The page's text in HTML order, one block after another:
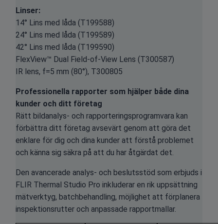
Linser:
14° Lins med låda (T199588)
24° Lins med låda (T199589)
42° Lins med låda (T199590)
FlexView™ Dual Field-of-View Lens (T300587)
IR lens, f=5 mm (80°), T300805
Professionella rapporter som hjälper både dina
kunder och ditt företag
Rätt bildanalys- och rapporteringsprogramvara kan
förbättra ditt företag avsevärt genom att göra det
enklare för dig och dina kunder att förstå problemet
och känna sig säkra på att du har åtgärdat det.
Den avancerade analys- och beslutsstöd som erbjuds i
FLIR Thermal Studio Pro inkluderar en rik uppsättning
mätverktyg, batchbehandling, möjlighet att förplanera
inspektionsrutter och anpassade rapportmallar.